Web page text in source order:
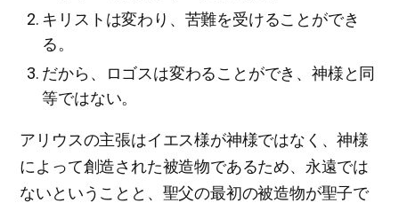
キリストは変わり、苦難を受けることができ
る。
だから、ロゴスは変わることができ、神様と同
等ではない。
アリウスの主張はイエス様が神様ではなく、神様
によって創造された被造物であるため、永遠では
ないということと、聖父の最初の被造物が聖子で